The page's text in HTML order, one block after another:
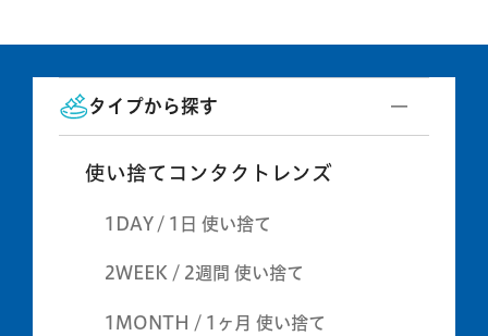
タイプから探す
使い捨てコンタクトレンズ
1DAY / 1日 使い捨て
2WEEK / 2週間 使い捨て
1MONTH / 1ヶ月 使い捨て